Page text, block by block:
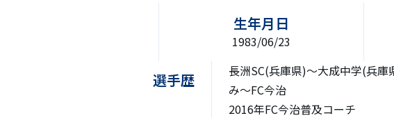
生年月日
1983/06/23
選手歴
長洲SC(兵庫県)〜大成中学(兵
み〜FC今治
2016年FC今治普及コーチ